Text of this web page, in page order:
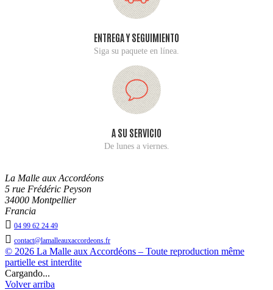
ENTREGA Y SEGUIMIENTO
Siga su paquete en línea.
A SU SERVICIO
De lunes a viernes.
La Malle aux Accordéons
5 rue Frédéric Peyson
34000 Montpellier
Francia
 04 99 62 24 49
 contact@lamalleauxaccordeons.fr
© 2026 La Malle aux Accordéons – Toute reproduction même
partielle est interdite
Cargando...
Volver arriba